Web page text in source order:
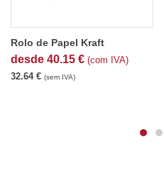
Rolo de Papel Kraft
desde 40.15 € (com IVA)
32.64 € (sem IVA)